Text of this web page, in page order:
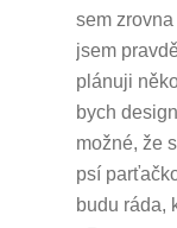
sem
jsem
plánuji
bych
možné, že
psí
budu ráda,